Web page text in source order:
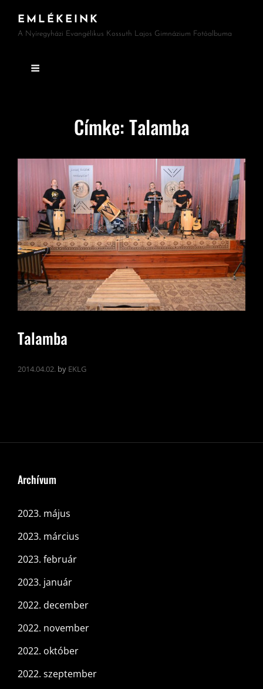
EMLÉKEINK
A Nyíregyházi Evangélikus Kossuth Lajos Gimnázium Fotóalbuma
Címke:Talamba
Talamba
2014.04.02. by EKLG
Archívum
2023. május
2023. március
2023. február
2023. január
2022. december
2022. november
2022. október
2022. szeptember